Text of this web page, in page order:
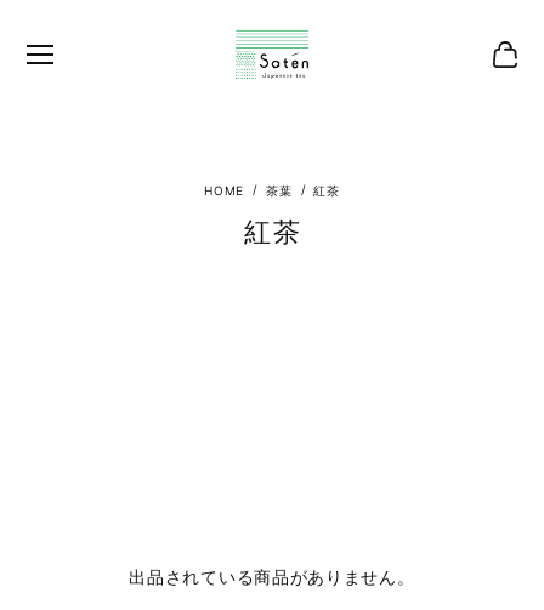
茶葉 紅茶
紅茶
出品されている商品がありません。